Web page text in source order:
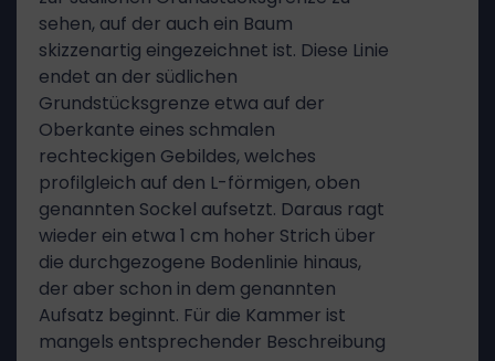
sehen, auf der auch ein Baum
skizzenartig eingezeichnet ist. Diese Linie
endet an der südlichen
Grundstücksgrenze etwa auf der
Oberkante eines schmalen
rechteckigen Gebildes, welches
profilgleich auf den L-förmigen, oben
genannten Sockel aufsetzt. Daraus ragt
wieder ein etwa 1 cm hoher Strich über
die durchgezogene Bodenlinie hinaus,
der aber schon in dem genannten
Aufsatz beginnt. Für die Kammer ist
mangels entsprechender Beschreibung